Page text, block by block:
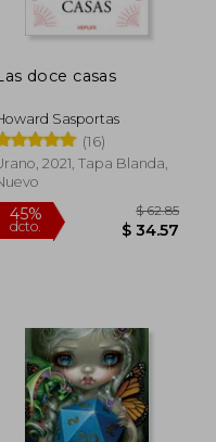
doce casas
Sasportas
(16)
2021, Tapa Blanda,